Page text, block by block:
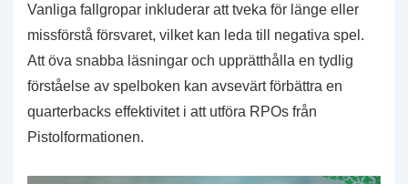
Vanliga fallgropar inkluderar att tveka för länge eller
missförstå försvaret, vilket kan leda till negativa spel.
Att öva snabba läsningar och upprätthålla en tydlig
förståelse av spelboken kan avsevärt förbättra en
quarterbacks effektivitet i att utföra RPOs från
Pistolformationen.